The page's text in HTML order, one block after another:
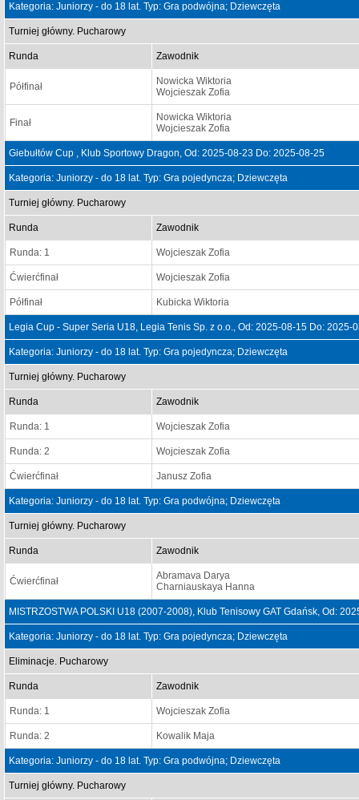
Kategoria: Juniorzy - do 18 lat. Typ: Gra podwójna; Dziewczęta
Turniej główny. Pucharowy
Runda Zawodnik
Półfinał
Nowicka Wiktoria
Wojcieszak Zofia
Finał
Nowicka Wiktoria
Wojcieszak Zofia
Giebułtów Cup , Klub Sportowy Dragon, Od: 2025-08-23 Do: 2025-08-25
Kategoria: Juniorzy - do 18 lat. Typ: Gra pojedyncza; Dziewczęta
Turniej główny. Pucharowy
Runda Zawodnik
Runda: 1 Wojcieszak Zofia
Ćwierćfinał Wojcieszak Zofia
Półfinał Kubicka Wiktoria
Legia Cup - Super Seria U18, Legia Tenis Sp. z o.o., Od: 2025-08-15 Do: 2025-
Kategoria: Juniorzy - do 18 lat. Typ: Gra pojedyncza; Dziewczęta
Turniej główny. Pucharowy
Runda Zawodnik
Runda: 1 Wojcieszak Zofia
Runda: 2 Wojcieszak Zofia
Ćwierćfinał Janusz Zofia
Kategoria: Juniorzy - do 18 lat. Typ: Gra podwójna; Dziewczęta
Turniej główny. Pucharowy
Runda Zawodnik
Ćwierćfinał
Abramava Darya
Charniauskaya Hanna
MISTRZOSTWA POLSKI U18 (2007-2008), Klub Tenisowy GAT Gdańsk, Od:
Kategoria: Juniorzy - do 18 lat. Typ: Gra pojedyncza; Dziewczęta
Eliminacje. Pucharowy
Runda Zawodnik
Runda: 1 Wojcieszak Zofia
Runda: 2 Kowalik Maja
Kategoria: Juniorzy - do 18 lat. Typ: Gra podwójna; Dziewczęta
Turniej główny. Pucharowy